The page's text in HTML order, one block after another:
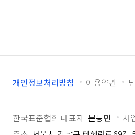
개인정보처리방침 이용약관
한국표준협회 대표자 문동민 사